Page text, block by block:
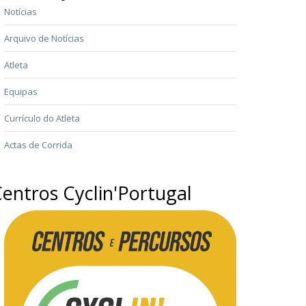
Notícias
Arquivo de Notícias
Atleta
Equipas
Currículo do Atleta
Actas de Corrida
Cyclin'Portugal